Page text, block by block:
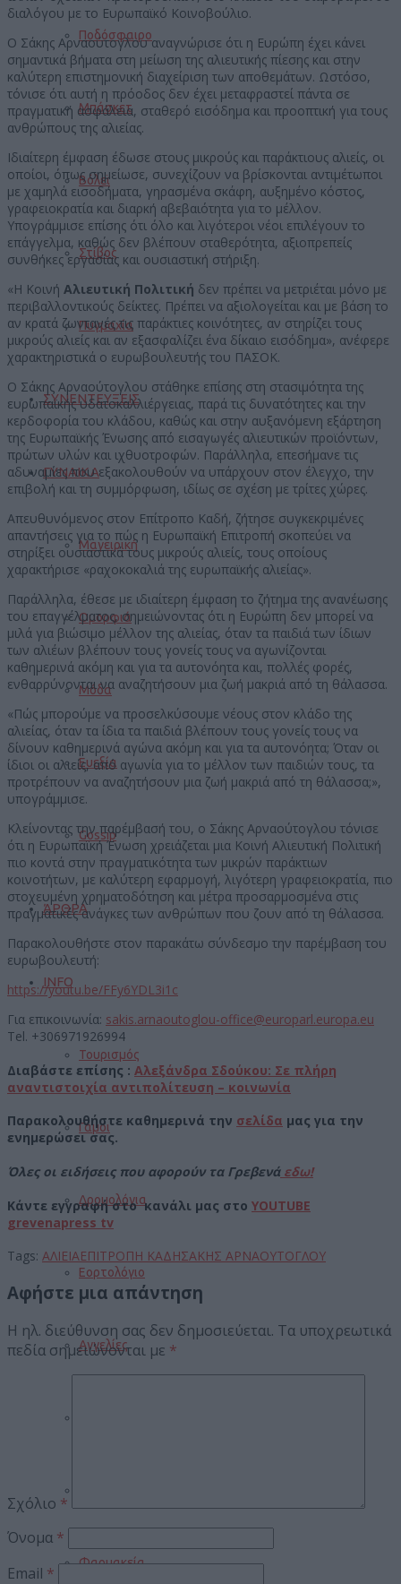
Ποδόσφαιρο
Μπάσκετ
Βόλεϊ
Στίβος
Πυγμαχία
ΣΥΝΕΝΤΕΥΞΕΙΣ
ΓΥΝΑΙΚΑ
Μαγειρική
Ομορφιά
Μόδα
Ευεξία
Gossip
ΆΡΘΡΑ
INFO
Τουρισμός
Γάμοι
Δρομολόγια
Εορτολόγιο
Αγγελίες
Φαρμακεία
διαλόγου με το Ευρωπαϊκό Κοινοβούλιο.
Ο Σάκης Αρναούτογλου αναγνώρισε ότι η Ευρώπη έχει κάνει
σημαντικά βήματα στη μείωση της αλιευτικής πίεσης και στην
καλύτερη επιστημονική διαχείριση των αποθεμάτων. Ωστόσο,
τόνισε ότι αυτή η πρόοδος δεν έχει μεταφραστεί πάντα σε
πραγματική ασφάλεια, σταθερό εισόδημα και προοπτική για τους
ανθρώπους της αλιείας.
Ιδιαίτερη έμφαση έδωσε στους μικρούς και παράκτιους αλιείς, οι
οποίοι, όπως σημείωσε, συνεχίζουν να βρίσκονται αντιμέτωποι
με χαμηλά εισοδήματα, γηρασμένα σκάφη, αυξημένο κόστος,
γραφειοκρατία και διαρκή αβεβαιότητα για το μέλλον.
Υπογράμμισε επίσης ότι όλο και λιγότεροι νέοι επιλέγουν το
επάγγελμα, καθώς δεν βλέπουν σταθερότητα, αξιοπρεπείς
συνθήκες εργασίας και ουσιαστική στήριξη.
«Η Κοινή Αλιευτική Πολιτική δεν πρέπει να μετριέται μόνο με
περιβαλλοντικούς δείκτες. Πρέπει να αξιολογείται και με βάση το
αν κρατά ζωντανές τις παράκτιες κοινότητες, αν στηρίζει τους
μικρούς αλιείς και αν εξασφαλίζει ένα δίκαιο εισόδημα», ανέφερε
χαρακτηριστικά ο ευρωβουλευτής του ΠΑΣΟΚ.
Ο Σάκης Αρναούτογλου στάθηκε επίσης στη στασιμότητα της
ευρωπαϊκής υδατοκαλλιέργειας, παρά τις δυνατότητες και την
κερδοφορία του κλάδου, καθώς και στην αυξανόμενη εξάρτηση
της Ευρωπαϊκής Ένωσης από εισαγωγές αλιευτικών προϊόντων,
πρώτων υλών και ιχθυοτροφών. Παράλληλα, επεσήμανε τις
αδυναμίες που εξακολουθούν να υπάρχουν στον έλεγχο, την
επιβολή και τη συμμόρφωση, ιδίως σε σχέση με τρίτες χώρες.
Απευθυνόμενος στον Επίτροπο Καδή, ζήτησε συγκεκριμένες
απαντήσεις για το πώς η Ευρωπαϊκή Επιτροπή σκοπεύει να
στηρίξει ουσιαστικά τους μικρούς αλιείς, τους οποίους
χαρακτήρισε «ραχοκοκαλιά της ευρωπαϊκής αλιείας».
Παράλληλα, έθεσε με ιδιαίτερη έμφαση το ζήτημα της ανανέωσης
του επαγγέλματος, σημειώνοντας ότι η Ευρώπη δεν μπορεί να
μιλά για βιώσιμο μέλλον της αλιείας, όταν τα παιδιά των ίδιων
των αλιέων βλέπουν τους γονείς τους να αγωνίζονται
καθημερινά ακόμη και για τα αυτονόητα και, πολλές φορές,
ενθαρρύνονται να αναζητήσουν μια ζωή μακριά από τη θάλασσα.
«Πώς μπορούμε να προσελκύσουμε νέους στον κλάδο της
αλιείας, όταν τα ίδια τα παιδιά βλέπουν τους γονείς τους να
δίνουν καθημερινά αγώνα ακόμη και για τα αυτονόητα; Όταν οι
ίδιοι οι αλιείς, από αγωνία για το μέλλον των παιδιών τους, τα
προτρέπουν να αναζητήσουν μια ζωή μακριά από τη θάλασσα;»,
υπογράμμισε.
Κλείνοντας την παρέμβασή του, ο Σάκης Αρναούτογλου τόνισε
ότι η Ευρωπαϊκή Ένωση χρειάζεται μια Κοινή Αλιευτική Πολιτική
πιο κοντά στην πραγματικότητα των μικρών παράκτιων
κοινοτήτων, με καλύτερη εφαρμογή, λιγότερη γραφειοκρατία, πιο
στοχευμένη χρηματοδότηση και μέτρα προσαρμοσμένα στις
πραγματικές ανάγκες των ανθρώπων που ζουν από τη θάλασσα.
Παρακολουθήστε στον παρακάτω σύνδεσμο την παρέμβαση του
ευρωβουλευτή:
https://youtu.be/FFy6YDL3i1c
Για επικοινωνία: sakis.arnaoutoglou-office@europarl.europa.eu
Tel. +306971926994
Διαβάστε επίσης : Αλεξάνδρα Σδούκου: Σε πλήρη
αναντιστοιχία αντιπολίτευση – κοινωνία
Παρακολουθήστε καθημερινά την σελίδα μας για την
ενημερώσει σας.
Όλες οι ειδήσεις που αφορούν τα Γρεβενάεδω!
Κάντε εγγραφή στο κανάλι μας στο YOUTUBE
grevenapress tv
Tags: ΑΛΙΕΙΑΕΠΙΤΡΟΠΗ ΚΑΔΗΣΑΚΗΣ ΑΡΝΑΟΥΤΟΓΛΟΥ
Αφήστε μια απάντηση
Η ηλ. διεύθυνση σας δεν δημοσιεύεται. Τα υποχρεωτικά
πεδία σημειώνονται με *
Σχόλιο *
Όνομα *
Email *